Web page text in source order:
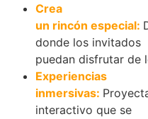
Crea
un rincón especial:
donde los invitados
puedan disfrutar de
Experiencias
inmersivas:
interactivo que se